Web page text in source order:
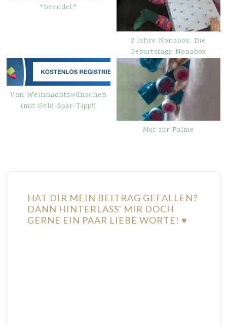
*beendet*
2 Jahre Nonabox: Die
Geburtstags-Nonabox
Von Weihnachtswünschen
(mit Geld-Spar-Tipp!)
Mut zur Palme
HAT DIR MEIN BEITRAG GEFALLEN?
DANN HINTERLASS' MIR DOCH
GERNE EIN PAAR LIEBE WORTE! ♥